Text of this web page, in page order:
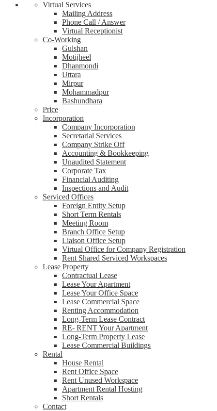
Virtual Services
Mailing Address
Phone Call / Answer
Virtual Receptionist
Co-Working
Gulshan
Motijheel
Dhanmondi
Uttara
Mirpur
Mohammadpur
Bashundhara
Price
Incorporation
Company Incorporation
Secretarial Services
Company Strike Off
Accounting & Bookkeeping
Unaudited Statement
Corporate Tax
Financial Auditing
Inspections and Audit
Serviced Offices
Foreign Entity Setup
Short Term Rentals
Meeting Room
Branch Office Setup
Liaison Office Setup
Virtual Office for Company Registration
Rent Shared Serviced Workspaces
Lease Property
Contractual Lease
Lease Your Apartment
Lease Your Office Space
Lease Commercial Space
Renting Accommodation
Long-Term Lease Contract
RE- RENT Your Apartment
Long-Term Property Lease
Lease Commercial Buildings
Rental
House Rental
Rent Office Space
Rent Unused Workspace
Apartment Rental Hosting
Short Rentals
Contact